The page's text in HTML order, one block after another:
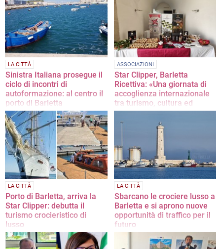
LA CITTÀ
Sinistra Italiana prosegue il
ciclo di incontri di
autoformazione: al centro il
porto di Barletta
In programma oggi 4 luglio
ASSOCIAZIONI
Star Clipper, Barletta
Ricettiva: «Una giornata di
accoglienza internazionale
tra turismo, cultura ed
eccellenze del territorio»
La nota dell'associazione
LA CITTÀ
Porto di Barletta, arriva la
Star Clipper: debutta il
turismo crocieristico di
lusso
A bordo 150 passeggeri. Il
presidente Mastro: «Si apre una
LA CITTÀ
Sbarcano le crociere lusso a
Barletta e si aprono nuove
opportunità di traffico per il
futuro
Il 7 giugno arriva Star Clipper